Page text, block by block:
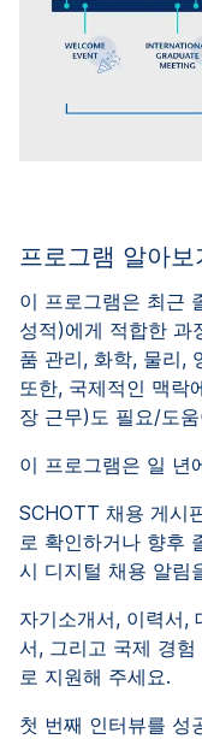
프로그램 알아보
이 프로그램은 최근
성적)에게 적합한 과
품 관리, 화학, 물리,
또한, 국제적인 맥락
장 근무)도 필요/도
이 프로그램은 일 년
SCHOTT 채용 게시
로 확인하거나 향후
시 디지털 채용 알림
자기소개서, 이력서,
서, 그리고 국제 경
로 지원해 주세요.
첫 번째 인터뷰를 성